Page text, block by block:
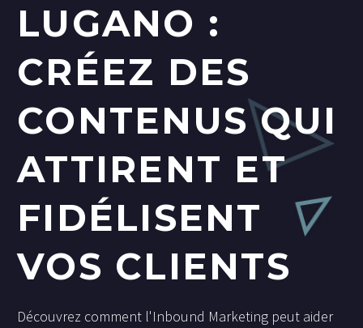
LUGANO :
CRÉEZ DES
CONTENUS QUI
ATTIRENT ET
FIDÉLISENT
VOS CLIENTS
Découvrez comment l'Inbound Marketing peut aider